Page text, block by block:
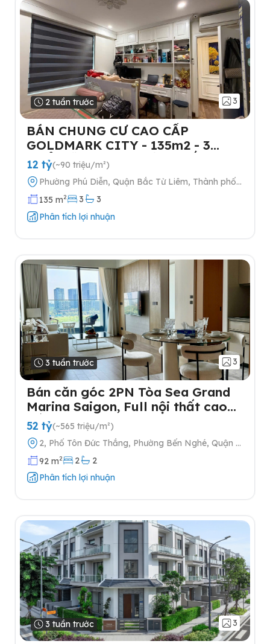
2 tuần trước 3
BÁN CHUNG CƯ CAO CẤP
GOLDMARK CITY - 135m2 - 3
NGỦ-TẶNG FULL NỘI THẤT- 2
SLOT Ô TÔ
12 tỷ(~90 triệu/m²)
Phường Phú Diễn, Quận Bắc Từ Liêm, Thành phố
Hà Nội
135 m2 3
3
Phân tích lợi nhuận
3 tuần trước 3
Bán căn góc 2PN Tòa Sea Grand
Marina Saigon, Full nội thất cao
cấp
52 tỷ(~565 triệu/m²)
2, Phố Tôn Đức Thắng, Phường Bến Nghé, Quận 1,
Thành phố Hồ Chí Minh
92 m2 2
2
Phân tích lợi nhuận
3 tuần trước 3